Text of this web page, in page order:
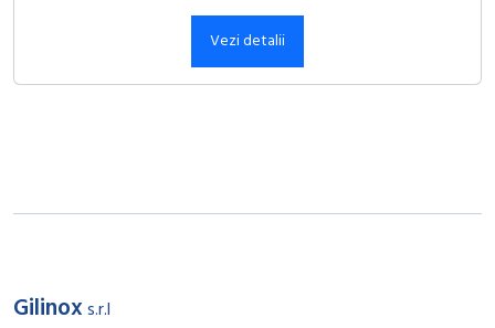
Vezi detalii
Gilinoxs.r.l